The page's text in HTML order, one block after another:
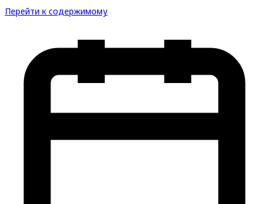
Перейти к содержимому